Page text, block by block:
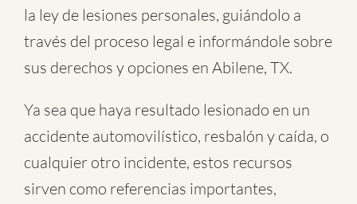
la ley de lesiones personales, guiándolo a
través del proceso legal e informándole sobre
sus derechos y opciones en Abilene, TX.
Ya sea que haya resultado lesionado en un
accidente automovilístico, resbalón y caída, o
cualquier otro incidente, estos recursos
sirven como referencias importantes,